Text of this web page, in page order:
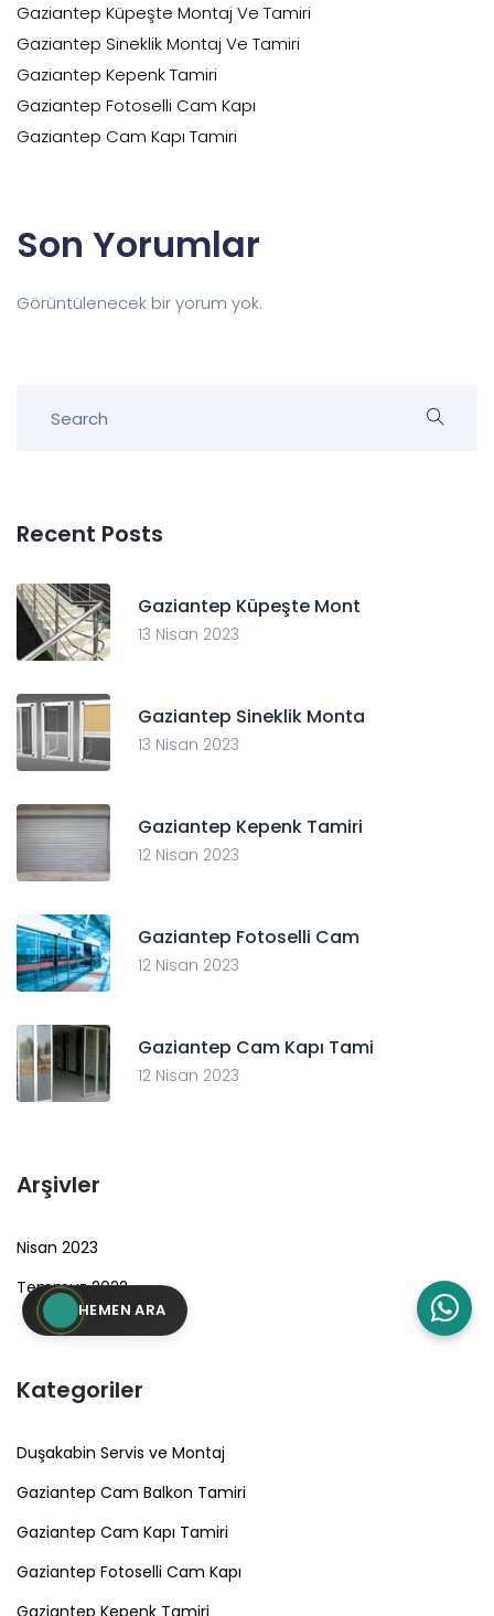
Gaziantep Küpeşte Montaj Ve Tamiri
Gaziantep Sineklik Montaj Ve Tamiri
Gaziantep Kepenk Tamiri
Gaziantep Fotoselli Cam Kapı
Gaziantep Cam Kapı Tamiri
Son Yorumlar
Görüntülenecek bir yorum yok.
Recent Posts
Gaziantep Küpeşte Mont
13 Nisan 2023
Gaziantep Sineklik Monta
13 Nisan 2023
Gaziantep Kepenk Tamiri
12 Nisan 2023
Gaziantep Fotoselli Cam
12 Nisan 2023
Gaziantep Cam Kapı Tami
12 Nisan 2023
Arşivler
Nisan 2023
Temmuz 2022
Kategoriler
Duşakabin Servis ve Montaj
Gaziantep Cam Balkon Tamiri
Gaziantep Cam Kapı Tamiri
Gaziantep Fotoselli Cam Kapı
HEMEN ARA